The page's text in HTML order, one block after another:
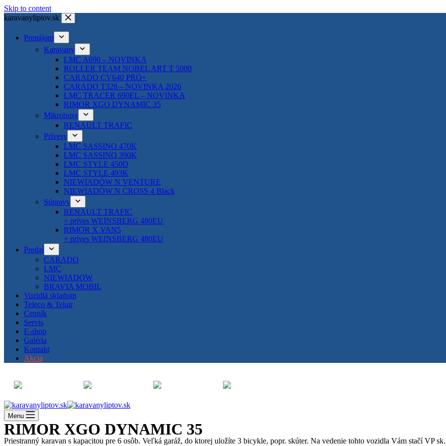
Skip to content
karavanyliptov.sk
Prenájom
Karavany
LMC A690 – NOVINKA
ROLLER TEAM NOBEL ART T 5000
CARADO CV640 PRO+
CARADO T328 – NOVINKA 2026
LMC TRACER 690EL – NOVINKA
RIMOR XGO DYNAMIC 35
Mikrobusy
RENAULT TRAFIC
Prívesy
LMC SASSINO 470K
LMC SASSINO 390K
LMC STYLE 450D
LMC STYLE 493K
NIEWIADÓW N VENTURE
NIEWIADÓW N CROSS 4 Black
Súpravy
RENAULT TRAFIC
+ príves WEINSBERG 480EU
RIMOR X VAN5
+ príves WEINSBERG 480EU
Predaj
CARADO
LMC
NIEWIADOW
BRAVIA MOBIL
Vozidlá skladom
Teleco & Telair
Cenník
Servis
E-shop
Galéria
Kontakt
Akcia
Menu
RIMOR XGO DYNAMIC 35
Priestranný karavan s kapacitou pre 6 osôb. Veľká garáž, do ktorej uložíte 3 bicykle, popr. skúter. Na vedenie tohto vozidla Vám stačí VP